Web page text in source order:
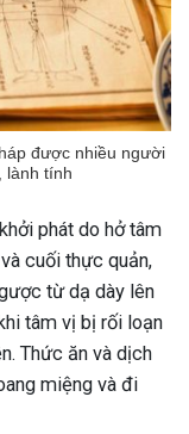
được nhiều người
lành tính
phát do hở tâm
cuối thực quản,
từ dạ dày lên
tâm vị bị rối loạn
Thức ăn và dịch
miệng và đi